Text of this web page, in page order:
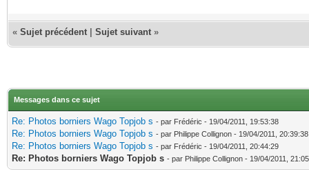
« Sujet précédent Sujet suivant »
Messages dans ce sujet
Re: Photos borniers Wago Topjob s - par Frédéric - 19/04/2011, 19:53:38
Re: Photos borniers Wago Topjob s - par Philippe Collignon - 19/04/2011, 20:39:38
Re: Photos borniers Wago Topjob s - par Frédéric - 19/04/2011, 20:44:29
Re: Photos borniers Wago Topjob s - par Philippe Collignon - 19/04/2011,